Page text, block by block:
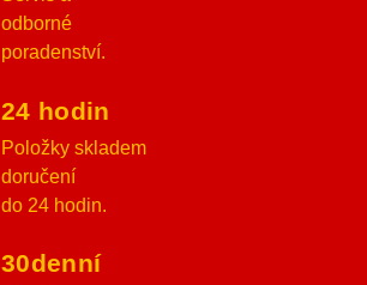
odborné
poradenství.
24 hodin
Položky skladem
doručení
do 24 hodin.
30denní